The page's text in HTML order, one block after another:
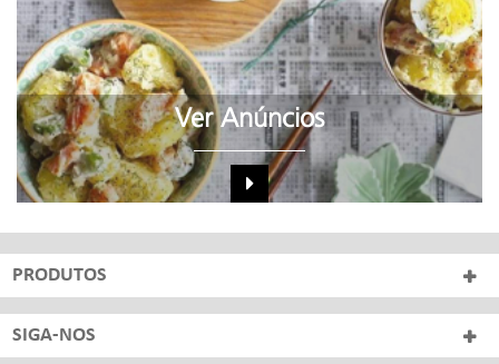
Ver Anúncios
PRODUTOS
SIGA-NOS